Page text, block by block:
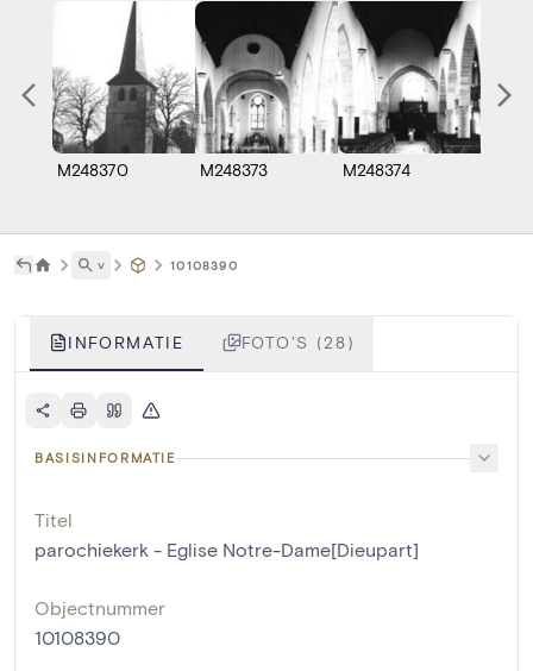
M248370 M248373 M248374
˅ 10108390
INFORMATIE FOTO'S (28)
BASISINFORMATIE
Titel
parochiekerk - Eglise Notre-Dame[Dieupart]
Objectnummer
10108390